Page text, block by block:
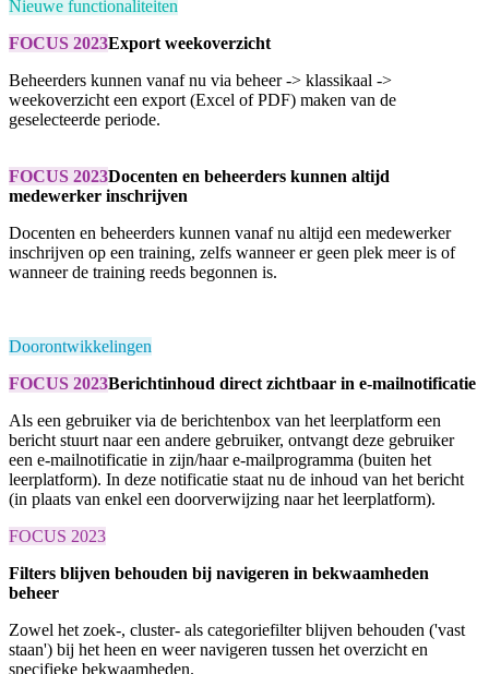
Nieuwe functionaliteiten
FOCUS 2023Export weekoverzicht
Beheerders kunnen vanaf nu via beheer -> klassikaal ->
weekoverzicht een export (Excel of PDF) maken van de
geselecteerde periode.
FOCUS 2023Docenten en beheerders kunnen altijd
medewerker inschrijven
Docenten en beheerders kunnen vanaf nu altijd een medewerker
inschrijven op een training, zelfs wanneer er geen plek meer is of
wanneer de training reeds begonnen is.
Doorontwikkelingen
FOCUS 2023Berichtinhoud direct zichtbaar in e-mailnotificatie
Als een gebruiker via de berichtenbox van het leerplatform een
bericht stuurt naar een andere gebruiker, ontvangt deze gebruiker
een e-mailnotificatie in zijn/haar e-mailprogramma (buiten het
leerplatform). In deze notificatie staat nu de inhoud van het bericht
(in plaats van enkel een doorverwijzing naar het leerplatform).
FOCUS 2023
Filters blijven behouden bij navigeren in bekwaamheden
beheer
Zowel het zoek-, cluster- als categoriefilter blijven behouden ('vast
staan') bij het heen en weer navigeren tussen het overzicht en
specifieke bekwaamheden.